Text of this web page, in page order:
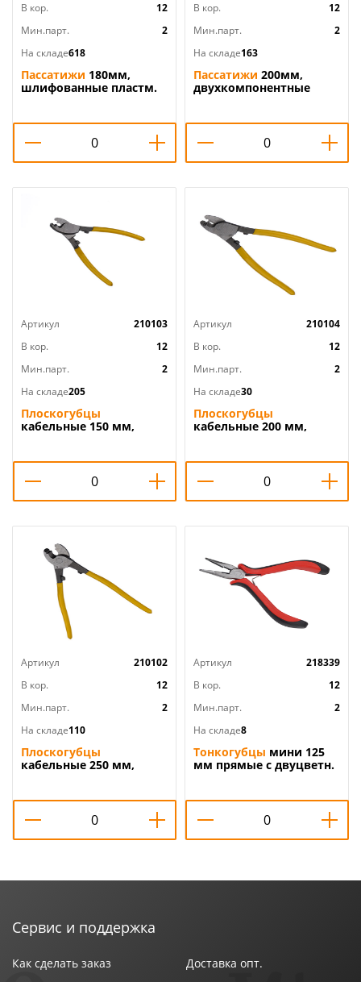
В кор.
12
Мин.парт.
2
На складе618
Пассатижи 180мм,
шлифованные пластм.
В кор.
12
Мин.парт.
2
На складе163
Пассатижи 200мм,
двухкомпонентные
Артикул
210103
В кор.
12
Мин.парт.
2
На складе205
Плоскогубцы
кабельные 150 мм,
Артикул
210104
В кор.
12
Мин.парт.
2
На складе30
Плоскогубцы
кабельные 200 мм,
Артикул
210102
В кор.
12
Мин.парт.
2
На складе110
Плоскогубцы
кабельные 250 мм,
Артикул
218339
В кор.
12
Мин.парт.
2
На складе8
Тонкогубцы мини 125
мм прямые с двуцветн.
Сервис и поддержка
Как сделать заказ Доставка опт.